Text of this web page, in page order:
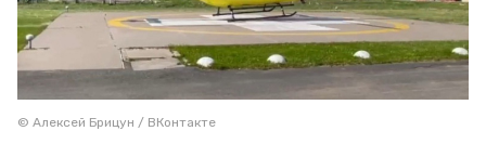
© Алексей Брицун / ВКонтакте